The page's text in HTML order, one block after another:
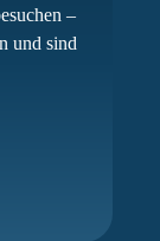
–
und sind